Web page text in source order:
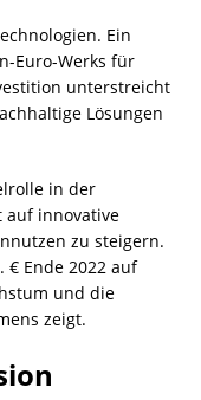
Ein
Euro-Werks für
unterstreicht
Lösungen
in der
auf innovative
zu steigern.
€ Ende 2022 auf
und die
zeigt.